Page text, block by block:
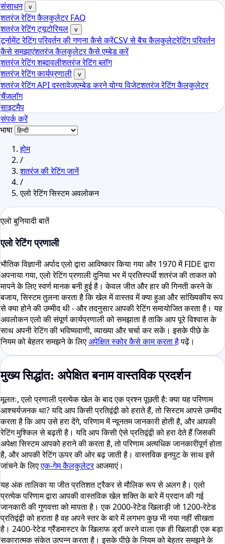
संसाधन
v
शतरंज रेटिंग कैलकुलेटर FAQ
शतरंज रेटिंग ट्यूटोरियल
v
टूर्नामेंट रेटिंग परिवर्तन की गणना कैसे करेंCSV से बैच कैलकुलेटरेटिंग परिवर्तन
कैसे समझाएंशतरंज कैलकुलेटर कैसे एम्बेड करें
शतरंज रेटिंग शब्दावलीशतरंज रेटिंग ब्लॉग
शतरंज रेटिंग कार्यप्रणाली
v
शतरंज रेटिंग API दस्तावेज़एम्बेड करने योग्य विजेटशतरंज रेटिंग कैलकुलेटर
चैंजलॉग
साइटमैप
संपर्क करें
भाषा
होम
/
शतरंज की रेटिंग जानें
/
एलो रेटिंग सिस्टम अवलोकन
एलो बुनियादी बातें
एलो रेटिंग प्रणाली
भौतिक विज्ञानी अर्पाद एलो द्वारा आविष्कार किया गया और 1970 में FIDE द्वारा
अपनाया गया, एलो रेटिंग प्रणाली दुनिया भर में प्रतिस्पर्धी शतरंज की ताकत को
मापने के लिए स्वर्ण मानक बनी हुई है। केवल जीत और हार की गिनती करने के
बजाय, सिस्टम तुलना करता है कि खेल में वास्तव में क्या हुआ और सांख्यिकीय रूप
से क्या होने की उम्मीद थी - और तदनुसार आपकी रेटिंग समायोजित करता है। यह
अवलोकन एलो की संपूर्ण कार्यप्रणाली को समझाता है ताकि आप पूरे विश्वास के
साथ अपनी रेटिंग की भविष्यवाणी, व्याख्या और चर्चा कर सकें। इसके पीछे के
नियम को बेहतर समझने के लिएअपेक्षित स्कोर कैसे काम करता हैपढ़ें।
मुख्य सिद्धांत: अपेक्षित बनाम वास्तविक प्रदर्शन
मूलतः, एलो प्रणाली प्रत्येक खेल के बाद एक प्रश्न पूछती है: क्या यह परिणाम
आश्चर्यजनक था? यदि आप किसी प्रतिद्वंद्वी को हराते हैं, तो सिस्टम आपसे उम्मीद
करता है कि आप उसे हरा देंगे, परिणाम में न्यूनतम जानकारी होती है, और आपकी
रेटिंग मुश्किल से बढ़ती है। यदि आप किसी ऐसे प्रतिद्वंद्वी को हरा देते हैं जिसकी
अपेक्षा सिस्टम आपको हराने की करता है, तो परिणाम अत्यधिक जानकारीपूर्ण होता
है, और आपकी रेटिंग ऊपर की ओर बढ़ जाती है। वास्तविक इनपुट के साथ इसे
जांचने के लिएएक-गेम कैलकुलेटरआजमाएं।
यह अंक तालिका या जीत प्रतिशत ट्रैकर से मौलिक रूप से अलग है। एलो
प्रत्येक परिणाम द्वारा आपकी वास्तविक खेल शक्ति के बारे में प्रदान की गई
जानकारी की गुणवत्ता को मापता है। एक 2000-रेटेड खिलाड़ी जो 1200-रेटेड
प्रतिद्वंद्वी को हराता है वह अपने स्तर के बारे में लगभग कुछ भी नया नहीं सीखता
है। 2400-रेटेड ग्रैंडमास्टर के खिलाफ ड्रॉ करने वाला एक ही खिलाड़ी एक बड़ा
सकारात्मक संकेत उत्पन्न करता है। इसके पीछे के नियम को बेहतर समझने के